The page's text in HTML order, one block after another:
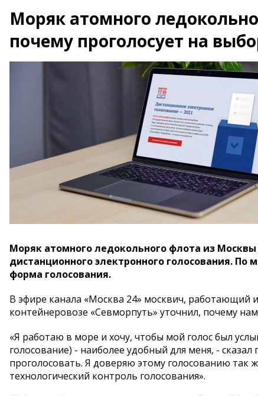
Моряк атомного
почему проголосует на
Моряк атомного ледокольного флота из
дистанционного электронного голосования.
форма голосования.
В эфире канала «Москва 24» москвич,
контейнеровозе «Севморпуть» уточнил, почему
«Я работаю в море и хочу, чтобы мой голос был
голосование) - наиболее удобный для меня, -
проголосовать. Я доверяю этому голосованию так
технологический контроль голосования».